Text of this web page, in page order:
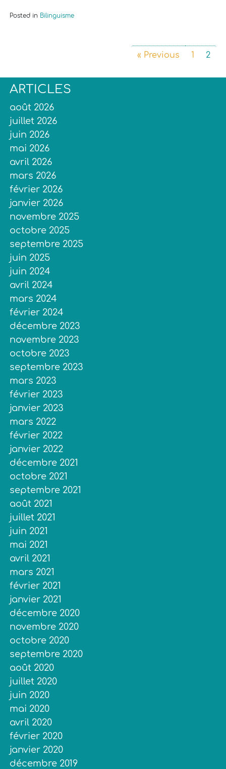
Posted in Bilinguisme
« Previous 1 2
ARTICLES
août 2026
juillet 2026
juin 2026
mai 2026
avril 2026
mars 2026
février 2026
janvier 2026
novembre 2025
octobre 2025
septembre 2025
juin 2025
juin 2024
avril 2024
mars 2024
février 2024
décembre 2023
novembre 2023
octobre 2023
septembre 2023
mars 2023
février 2023
janvier 2023
mars 2022
février 2022
janvier 2022
décembre 2021
octobre 2021
septembre 2021
août 2021
juillet 2021
juin 2021
mai 2021
avril 2021
mars 2021
février 2021
janvier 2021
décembre 2020
novembre 2020
octobre 2020
septembre 2020
août 2020
juillet 2020
juin 2020
mai 2020
avril 2020
février 2020
janvier 2020
décembre 2019